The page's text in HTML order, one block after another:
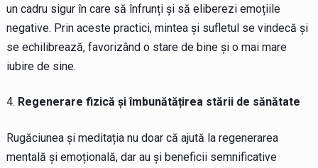
un cadru sigur în care să înfrunți și să eliberezi emoțiile
negative. Prin aceste practici, mintea și sufletul se vindecă și
se echilibrează, favorizând o stare de bine și o mai mare
iubire de sine.
Regenerare fizică și îmbunătățirea stării de sănătate
Rugăciunea și meditația nu doar că ajută la regenerarea
mentală și emoțională, dar au și beneficii semnificative